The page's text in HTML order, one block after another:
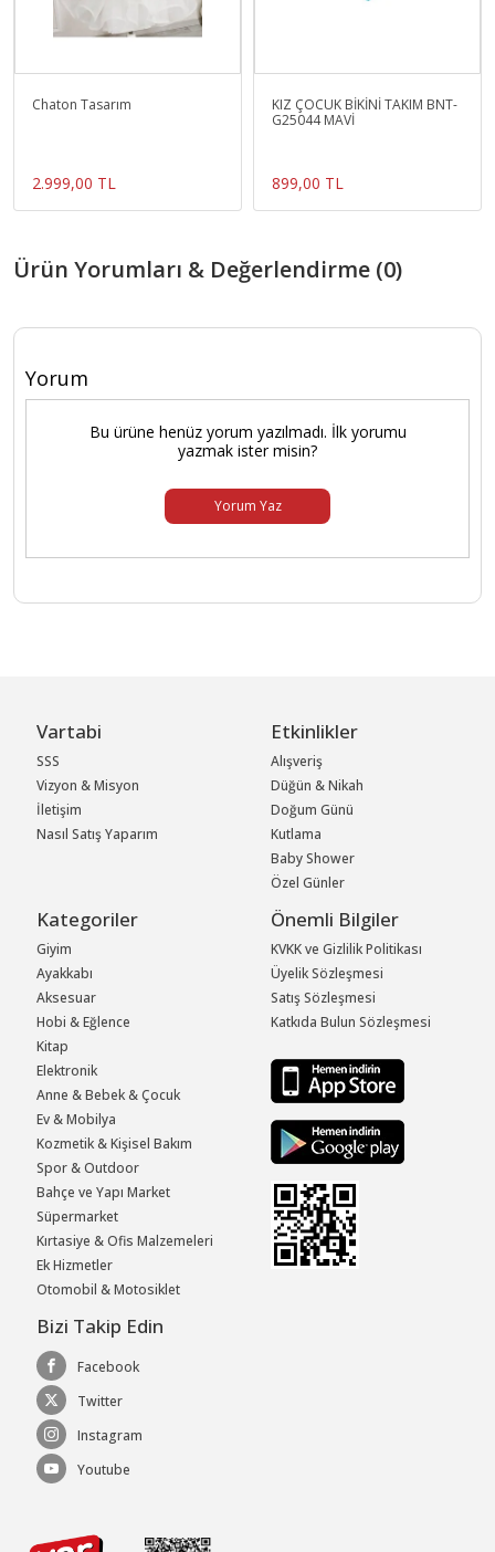
Chaton Tasarım
2.999,00 TL
KIZ ÇOCUK BİKİNİ TAKIM BNT-
G25044 MAVİ
899,00 TL
Ürün Yorumları & Değerlendirme (0)
Yorum
Bu ürüne henüz yorum yazılmadı. İlk yorumu
yazmak ister misin?
Yorum Yaz
Vartabi
SSS
Vizyon & Misyon
İletişim
Nasıl Satış Yaparım
Etkinlikler
Alışveriş
Düğün & Nikah
Doğum Günü
Kutlama
Baby Shower
Özel Günler
Kategoriler
Giyim
Ayakkabı
Aksesuar
Hobi & Eğlence
Kitap
Elektronik
Anne & Bebek & Çocuk
Ev & Mobilya
Kozmetik & Kişisel Bakım
Spor & Outdoor
Bahçe ve Yapı Market
Süpermarket
Kırtasiye & Ofis Malzemeleri
Ek Hizmetler
Otomobil & Motosiklet
Önemli Bilgiler
KVKK ve Gizlilik Politikası
Üyelik Sözleşmesi
Satış Sözleşmesi
Katkıda Bulun Sözleşmesi
Bizi Takip Edin
Facebook
Twitter
Instagram
Youtube